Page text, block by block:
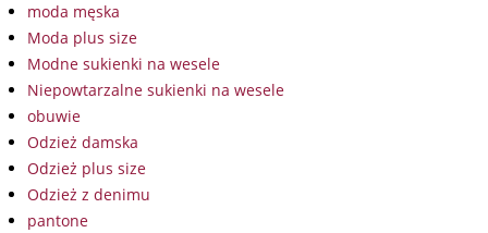
moda męska
Moda plus size
Modne sukienki na wesele
Niepowtarzalne sukienki na wesele
obuwie
Odzież damska
Odzież plus size
Odzież z denimu
pantone